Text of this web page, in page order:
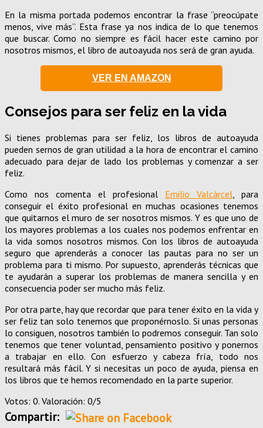
En la misma portada podemos encontrar la frase “preocúpate
menos, vive más”. Esta frase ya nos indica de lo que tenemos
que buscar. Como no siempre es fácil hacer este camino por
nosotros mismos, el libro de autoayuda nos será de gran ayuda.
VER EN AMAZON
Consejos para ser feliz en la vida
Si tienes problemas para ser feliz, los libros de autoayuda
pueden sernos de gran utilidad a la hora de encontrar el camino
adecuado para dejar de lado los problemas y comenzar a ser
feliz.
Como nos comenta el profesional Emilio Valcárcel , para
conseguir el éxito profesional en muchas ocasiones tenemos
que quitarnos el muro de ser nosotros mismos. Y es que uno de
los mayores problemas a los cuales nos podemos enfrentar en
la vida somos nosotros mismos. Con los libros de autoayuda
seguro que aprenderás a conocer las pautas para no ser un
problema para ti mismo. Por supuesto, aprenderás técnicas que
te ayudarán a superar los problemas de manera sencilla y en
consecuencia poder ser mucho más feliz.
Por otra parte, hay que recordar que para tener éxito en la vida y
ser feliz tan solo tenemos que proponérnoslo. Si unas personas
lo consiguen, nosotros también lo podremos conseguir. Tan solo
tenemos que tener voluntad, pensamiento positivo y ponernos
a trabajar en ello. Con esfuerzo y cabeza fría, todo nos
resultará más fácil. Y si necesitas un poco de ayuda, piensa en
los libros que te hemos recomendado en la parte superior.
Votos: 0. Valoración: 0/5
Compartir: